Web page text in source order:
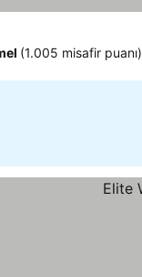
(1.005 misafir puanı)